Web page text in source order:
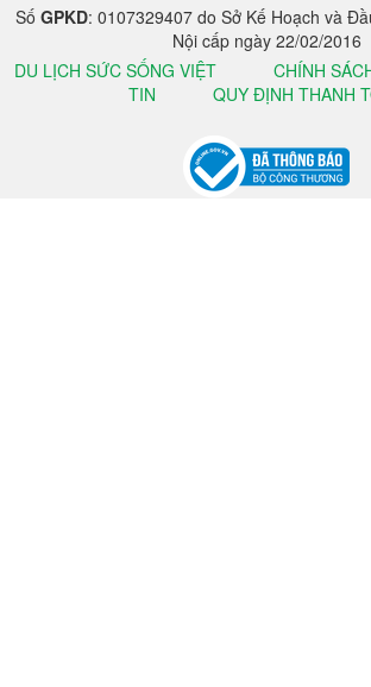
Số GPKD: 0107329407 do Sở Kế Hoạch và
Nội cấp ngày 22/02/2016
DU LỊCH SỨC SỐNG VIỆT
CHÍNH
TIN
QUY ĐỊNH THANH